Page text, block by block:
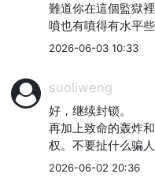
難道你在這個監獄
噴也有噴得有水平
2026-06-03 10:33
suoliweng
好，继续封锁。
再加上致命的轰炸
权。不要扯什么骗
2026-06-02 20:36